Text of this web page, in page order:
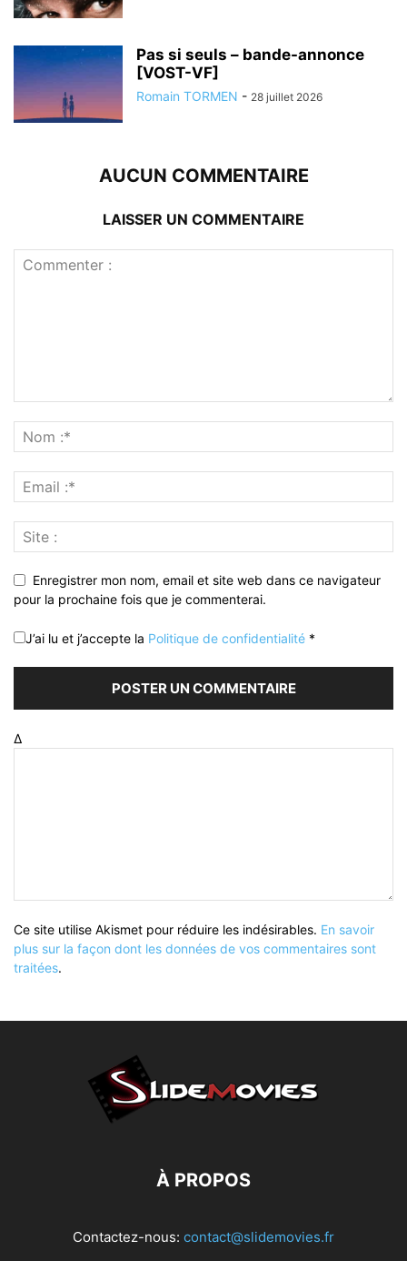
Pas si seuls – bande-annonce
[VOST-VF]
Romain TORMEN - 28 juillet 2026
AUCUN COMMENTAIRE
LAISSER UN COMMENTAIRE
Enregistrer mon nom, email et site web dans ce navigateur
pour la prochaine fois que je commenterai.
J’ai lu et j’accepte la Politique de confidentialité *
Δ
Ce site utilise Akismet pour réduire les indésirables. En savoir
plus sur la façon dont les données de vos commentaires sont
traitées.
À PROPOS
Contactez-nous: contact@slidemovies.fr